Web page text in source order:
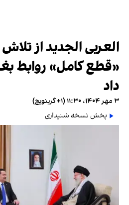
العربی الجدید از
«قطع کامل» روابط
داد
۳ مهر ۱۴۰۴، ۱۱:۳۰ (‎+۱ گرینویچ)
پخش نسخه شنیداری